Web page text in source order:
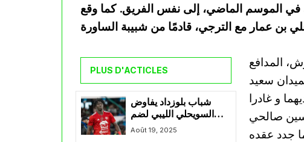
الموسم الماضي، إلى نفس الفريق. كما وقع
PLUS D'ACTICLES
شباب بلوزداد يفاوض
السويحلي الليبي لضم
القناص المالي تراوري
Août 19, 2025
المدافع
سعيد
و غادرا
صالحي
جدد عقده